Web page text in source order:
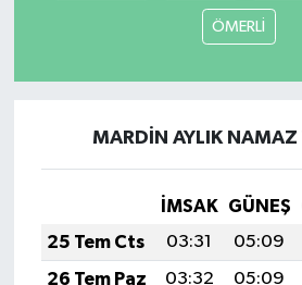
ÖMERLİ
MARDİN AYLIK NAMAZ
İMSAK GÜNEŞ
25 Tem Cts
03:31 05:09
26 Tem Paz
03:32 05:09